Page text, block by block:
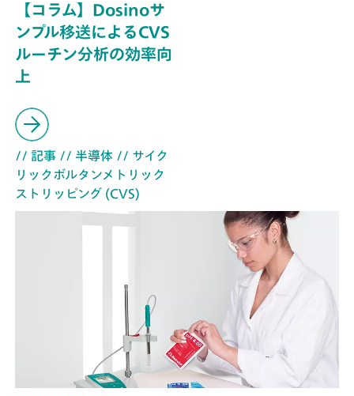
【コラム】Dosinoサ
ンプル移送によるCVS
ルーチン分析の効率向
上
// 記事 // 半導体 // サイク
リックボルタンメトリック
ストリッピング (CVS)